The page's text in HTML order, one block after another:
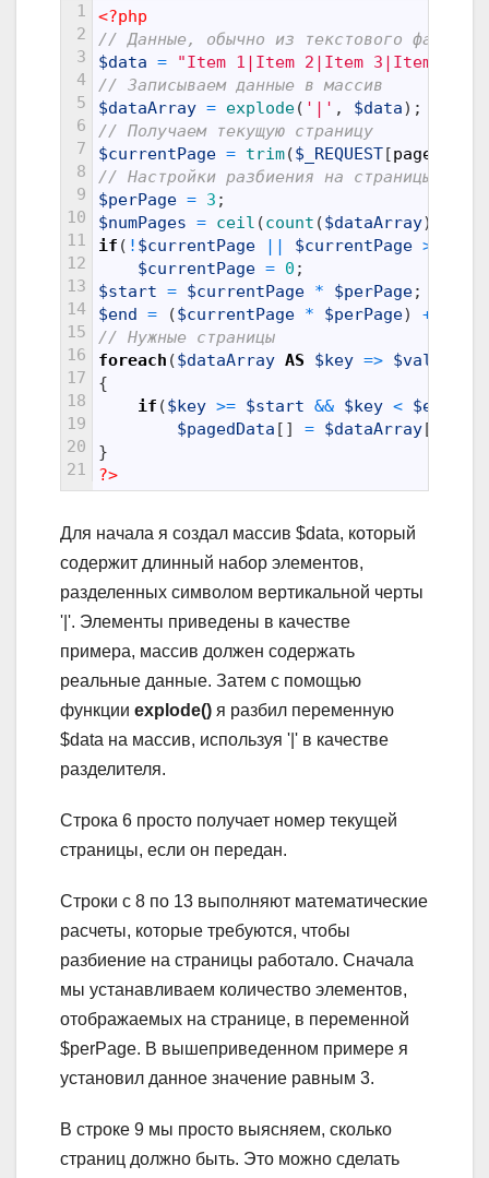
1
2
3
4
5
6
7
8
9
10
11
12
13
14
15
16
17
18
19
20
21
<?php
// Данные, обычно из текстового
$data =
"Item 1|Item 2|Item 3|Item
// Записываем данные в массив
$dataArray = explode( '|' , $data) ;
// Получаем текущую страницу
$currentPage = trim($_REQUEST [page
// Настройки разбиения на страницы
$perPage = 3 ;
$numPages = ceil (count ($dataArray)
if ( ! $currentPage $currentPage >
$currentPage = 0 ;
$start = $currentPage * $perPage;
$end
= ($currentPage * $perPage) +
// Нужные страницы
foreach ($dataArray AS $key => $val
{
if ($key >= $start && $key < $end
$pagedData [ ] = $dataArray [
}
?>
Для начала я создал массив $data, который
содержит длинный набор элементов,
разделенных символом вертикальной черты
'|'. Элементы приведены в качестве
примера, массив должен содержать
реальные данные. Затем с помощью
функции explode() я разбил переменную
$data на массив, используя '|' в качестве
разделителя.
Строка 6 просто получает номер текущей
страницы, если он передан.
Строки с 8 по 13 выполняют математические
расчеты, которые требуются, чтобы
разбиение на страницы работало. Сначала
мы устанавливаем количество элементов,
отображаемых на странице, в переменной
$perPage. В вышеприведенном примере я
установил данное значение равным 3.
В строке 9 мы просто выясняем, сколько
страниц должно быть. Это можно сделать